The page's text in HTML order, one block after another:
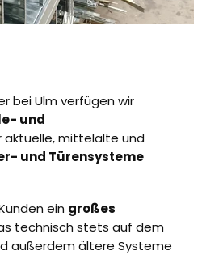
bei Ulm verfügen wir
und
aktuelle, mittelalte und
und Türensysteme
ein großes
technisch stets auf dem
außerdem ältere Systeme